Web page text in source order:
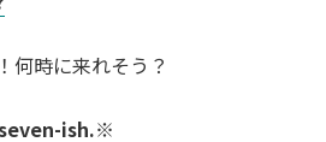
何時に来れそう？
ish.※